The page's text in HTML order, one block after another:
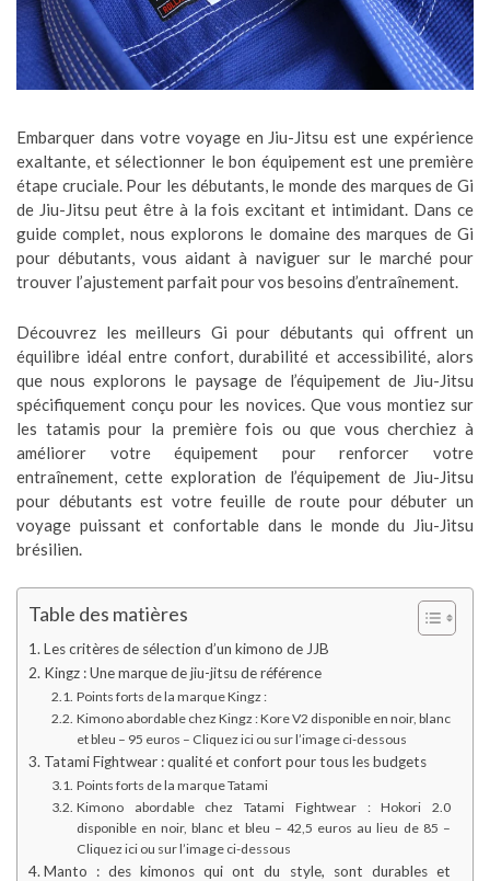
Embarquer dans votre voyage en Jiu-Jitsu est une expérience
exaltante, et sélectionner le bon équipement est une première
étape cruciale. Pour les débutants, le monde des marques de Gi
de Jiu-Jitsu peut être à la fois excitant et intimidant. Dans ce
guide complet, nous explorons le domaine des marques de Gi
pour débutants, vous aidant à naviguer sur le marché pour
trouver l’ajustement parfait pour vos besoins d’entraînement.
Découvrez les meilleurs Gi pour débutants qui offrent un
équilibre idéal entre confort, durabilité et accessibilité, alors
que nous explorons le paysage de l’équipement de Jiu-Jitsu
spécifiquement conçu pour les novices. Que vous montiez sur
les tatamis pour la première fois ou que vous cherchiez à
améliorer votre équipement pour renforcer votre
entraînement, cette exploration de l’équipement de Jiu-Jitsu
pour débutants est votre feuille de route pour débuter un
voyage puissant et confortable dans le monde du Jiu-Jitsu
brésilien.
Table des matières
Les critères de sélection d’un kimono de JJB
Kingz : Une marque de jiu-jitsu de référence
Points forts de la marque Kingz :
Kimono abordable chez Kingz : Kore V2 disponible en noir, blanc
et bleu – 95 euros – Cliquez ici ou sur l’image ci-dessous
Tatami Fightwear : qualité et confort pour tous les budgets
Points forts de la marque Tatami
Kimono abordable chez Tatami Fightwear : Hokori 2.0
disponible en noir, blanc et bleu – 42,5 euros au lieu de 85 –
Cliquez ici ou sur l’image ci-dessous
Manto : des kimonos qui ont du style, sont durables et